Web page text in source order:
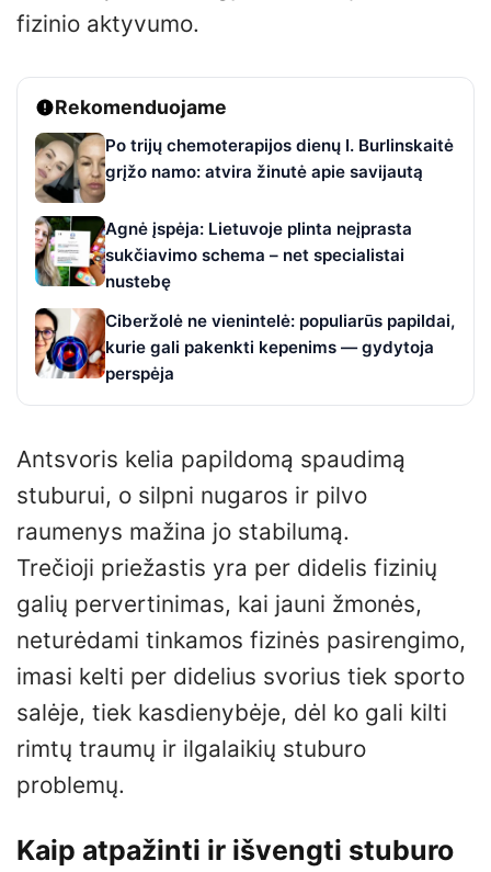
fizinio aktyvumo.
Rekomenduojame
Po trijų chemoterapijos dienų I. Burlinskaitė
grįžo namo: atvira žinutė apie savijautą
Agnė įspėja: Lietuvoje plinta neįprasta
sukčiavimo schema – net specialistai
nustebę
Ciberžolė ne vienintelė: populiarūs papildai,
kurie gali pakenkti kepenims — gydytoja
perspėja
Antsvoris kelia papildomą spaudimą
stuburui, o silpni nugaros ir pilvo
raumenys mažina jo stabilumą.
Trečioji priežastis yra per didelis fizinių
galių pervertinimas, kai jauni žmonės,
neturėdami tinkamos fizinės pasirengimo,
imasi kelti per didelius svorius tiek sporto
salėje, tiek kasdienybėje, dėl ko gali kilti
rimtų traumų ir ilgalaikių stuburo
problemų.
Kaip atpažinti ir išvengti stuburo